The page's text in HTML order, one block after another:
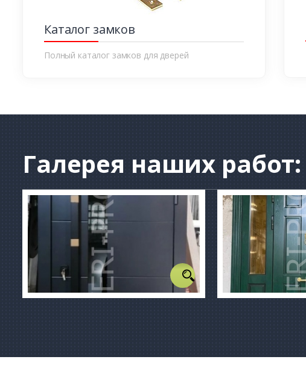
Каталог замков
Полный каталог замков для дверей
Галерея наших работ: